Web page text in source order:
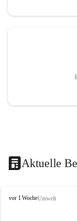
Aktuelle
V
vor 1 WocheUmwelt